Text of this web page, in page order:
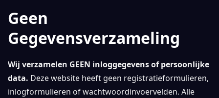
Geen
Gegevensverzameling
Wij verzamelen GEEN inloggegevens of persoonlijke
data. Deze website heeft geen registratieformulieren,
inlogformulieren of wachtwoordinvoervelden. Alle